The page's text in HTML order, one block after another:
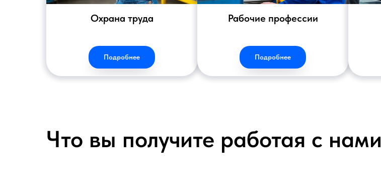
Охрана труда
Подробнее
Рабочие профессии
Подробнее
Что вы получите работая с нами